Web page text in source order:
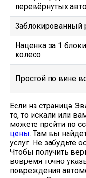
перевёрнутых
Заблокированный
Наценка за 1
колесо
Простой по вине
Если на странице
то, то искали или
можете пройти по
цены. Там вы
услуг. Не забудьте
Чтобы получить
вовремя точно
повреждения